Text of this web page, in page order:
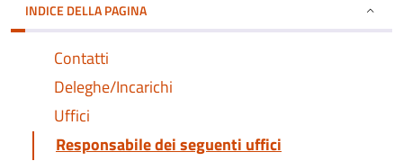
INDICE DELLA PAGINA
Contatti
Deleghe/Incarichi
Uffici
Responsabile dei seguenti uffici